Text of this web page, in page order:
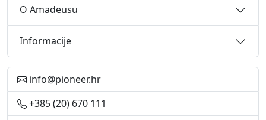
O Amadeusu
Informacije
info@pioneer.hr
+385 (20) 670 111